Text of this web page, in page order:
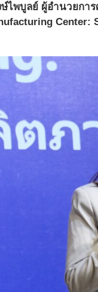
ไพบูลย์ ผู้อำนวยกา
Center: